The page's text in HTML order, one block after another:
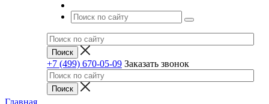
+7 (499) 670-05-09 Заказать звонок
Главная